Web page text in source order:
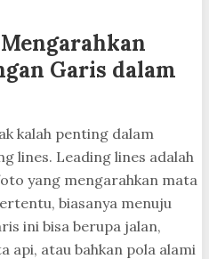
Garis dalam
kalah penting dalam
lines. Leading lines adalah
yang mengarahkan mata
biasanya menuju
ini bisa berupa jalan,
api, atau bahkan pola alami